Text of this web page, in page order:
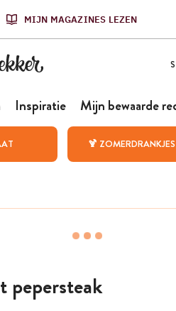
MIJN MAGAZINES LEZEN
Inspiratie Mijn bewaarde
🍹 ZOMERDRANKJES
pepersteak